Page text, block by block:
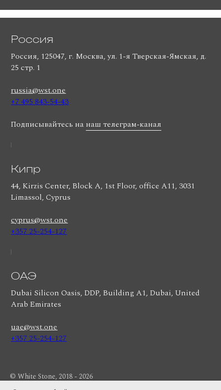
Россия
Россия, 125047, г. Москва, ул. 1-я Тверская-Ямская, д.
25 стр. 1
russia@wst.one
+7 495 843-54-43
Подписывайтесь на наш телеграм-канал
Кипр
44, Kirzis Center, Block A, 1st Floor, office A11, 3031
Limassol, Cyprus
cyprus@wst.one
+357 25-254-127
ОАЭ
Dubai Silicon Oasis, DDP, Building A1, Dubai, United
Arab Emirates
uae@wst.one
+357 25-254-127
© White Stone, 2018 - 2026